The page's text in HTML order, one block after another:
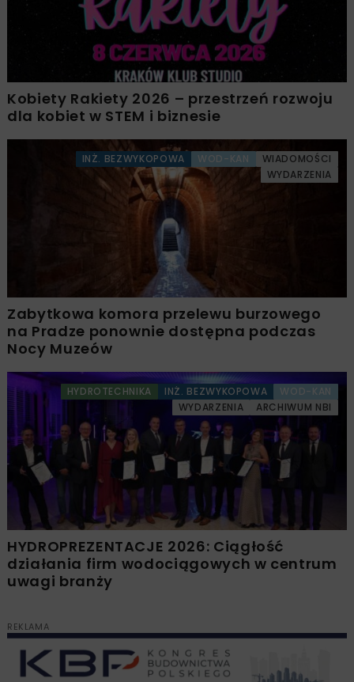
Kobiety Rakiety 2026 – przestrzeń rozwoju
dla kobiet w STEM i biznesie
INŻ. BEZWYKOPOWA WOD-KAN
WIADOMOŚCI
WYDARZENIA
Zabytkowa komora przelewu burzowego
na Pradze ponownie dostępna podczas
Nocy Muzeów
HYDROTECHNIKA INŻ. BEZWYKOPOWA
WOD-KAN
WYDARZENIA
ARCHIWUM NBI
HYDROPREZENTACJE 2026: Ciągłość
działania firm wodociągowych w centrum
uwagi branży
REKLAMA